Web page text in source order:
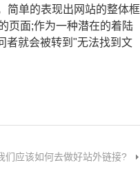
简单的表现出网站的整体框
页面;作为一种潜在的着陆
者就会被转到"无法找到文
们应该如何去做好站外链接?